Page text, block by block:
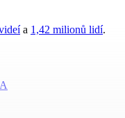
a 1,42 milionů lidí.